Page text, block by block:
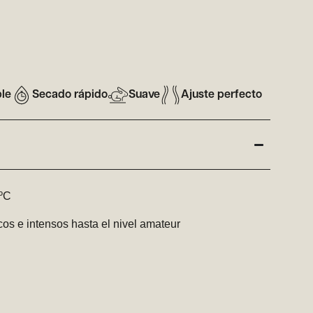
Secado rápido Suave Ajuste perfecto
e intensos hasta el nivel amateur